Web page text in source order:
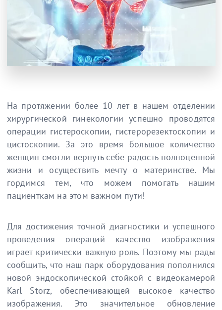
На протяжении более 10 лет в нашем отделении
хирургической гинекологии успешно проводятся
операции гистероскопии, гистерорезектоскопии и
цистоскопии. За это время большое количество
женщин смогли вернуть себе радость полноценной
жизни и осуществить мечту о материнстве. Мы
гордимся тем, что можем помогать нашим
пациенткам на этом важном пути!
Для достижения точной диагностики и успешного
проведения операций качество изображения
играет критически важную роль. Поэтому мы рады
сообщить, что наш парк оборудования пополнился
новой эндоскопической стойкой с видеокамерой
Karl Storz, обеспечивающей высокое качество
изображения. Это значительное обновление